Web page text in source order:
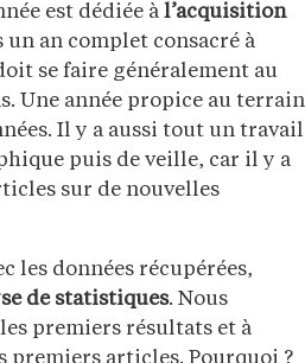
est dédiée à l’acquisition
un an complet consacré à
se faire généralement au
Une année propice au terrain
Il y a aussi tout un travail
puis de veille, car il y a
sur de nouvelles
les données récupérées,
de statistiques. Nous
premiers résultats et à
premiers articles. Pourquoi ?